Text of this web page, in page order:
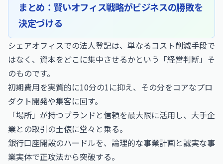
まとめ：賢いオフィス戦略がビジネスの勝敗を
決定づける
シェアオフィスでの法人登記は、単なるコスト削減手段で
はなく、資本をどこに集中させるかという「経営判断」そ
のものです。
初期費用を実質的に10分の1に抑え、その分をコアなプロ
ダクト開発や集客に回す。
「場所」が持つブランドと信頼を最大限に活用し、大手企
業との取引の土俵に堂々と乗る。
銀行口座開設のハードルを、論理的な事業計画と誠実な事
業実体で正攻法から突破する。